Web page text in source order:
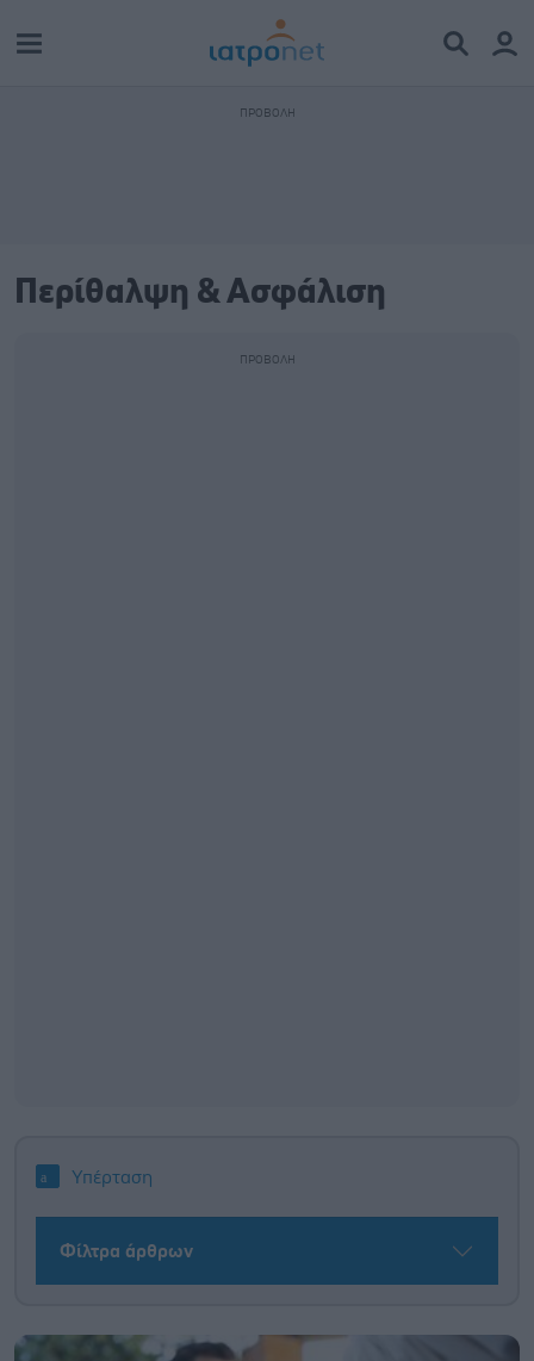
Περίθαλψη & Ασφάλιση
Υπέρταση
Φίλτρα άρθρων